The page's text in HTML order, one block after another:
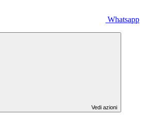
Whatsapp
Vedi azioni